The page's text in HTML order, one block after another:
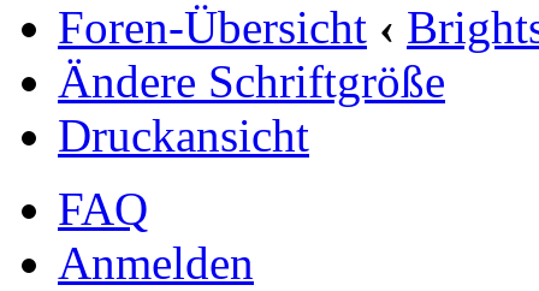
Foren-Übersicht ‹
Ändere Schriftgröße
Druckansicht
FAQ
Anmelden